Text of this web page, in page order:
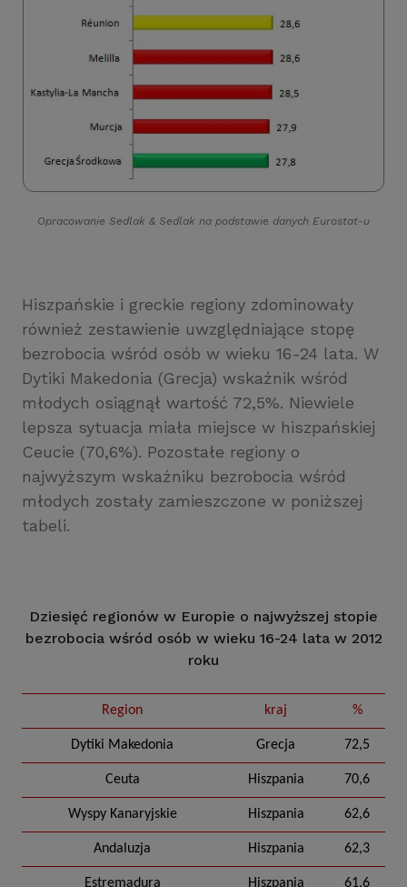
Opracowanie Sedlak & Sedlak na podstawie danych Eurostat-u
Hiszpańskie i greckie regiony zdominowały
również zestawienie uwzględniające stopę
bezrobocia wśród osób w wieku 16-24 lata. W
Dytiki Makedonia (Grecja) wskaźnik wśród
młodych osiągnął wartość 72,5%. Niewiele
lepsza sytuacja miała miejsce w hiszpańskiej
Ceucie (70,6%). Pozostałe regiony o
najwyższym wskaźniku bezrobocia wśród
młodych zostały zamieszczone w poniższej
tabeli.
Dziesięć regionów w Europie o najwyższej stopie
bezrobocia wśród osób w wieku 16-24 lata w 2012
roku
Region kraj %
Dytiki Makedonia Grecja 72,5
Ceuta Hiszpania 70,6
Wyspy Kanaryjskie Hiszpania 62,6
Andaluzja Hiszpania 62,3
Estremadura Hiszpania 61,6